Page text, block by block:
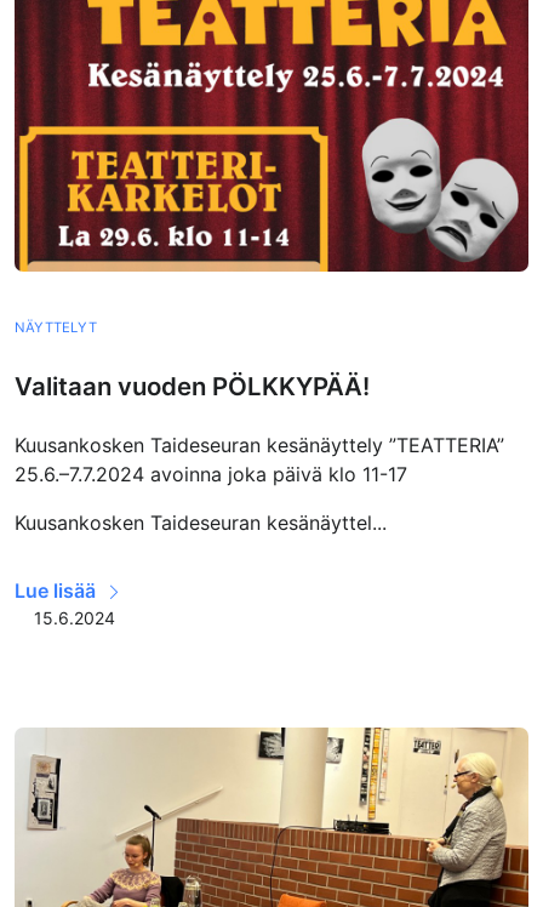
NÄYTTELYT
Valitaan vuoden PÖLKKYPÄÄ!
Kuusankosken Taideseuran kesänäyttely ”TEATTERIA”
25.6.–7.7.2024 avoinna joka päivä klo 11-17
Kuusankosken Taideseuran kesänäyttel...
Lue lisää
15.6.2024